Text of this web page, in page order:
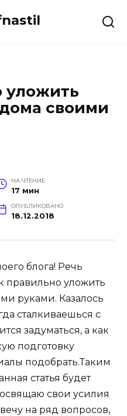
уложить
своими
НА ЧТЕНИЕ
17 мин
ОПУБЛИКОВАНО
18.12.2018
блога! Речь
правильно уложить
руками. Казалось
сталкиваешься с
задуматься, а как
подготовку
подобрать.Таким
статья будет
свои усилия
на ряд вопросов,